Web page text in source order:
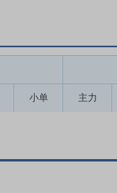
小单 主力